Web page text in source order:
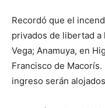
Recordó que el
privados de libertad a
Vega; Anamuya, en
Francisco de
ingreso serán